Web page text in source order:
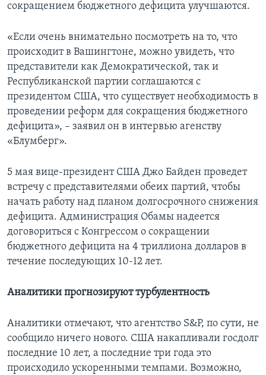
сокращением бюджетного дефицита улучшаются.
«Если очень внимательно посмотреть на то, что
происходит в Вашингтоне, можно увидеть, что
представители как Демократической, так и
Республиканской партии соглашаются с
президентом США, что существует необходимость в
проведении реформ для сокращения бюджетного
дефицита», – заявил он в интервью агенству
«Блумберг».
5 мая вице-президент США Джо Байден проведет
встречу с представителями обеих партий, чтобы
начать работу над планом долгосрочного снижения
дефицита. Администрация Обамы надеется
договориться с Конгрессом о сокращении
бюджетного дефицита на 4 триллиона долларов в
течение последующих 10-12 лет.
Аналитики прогнозируют турбулентность
Аналитики отмечают, что агентство S&P, по сути, не
сообщило ничего нового. США накапливали госдолг
последние 10 лет, а последние три года это
происходило ускоренными темпами. Возможно,